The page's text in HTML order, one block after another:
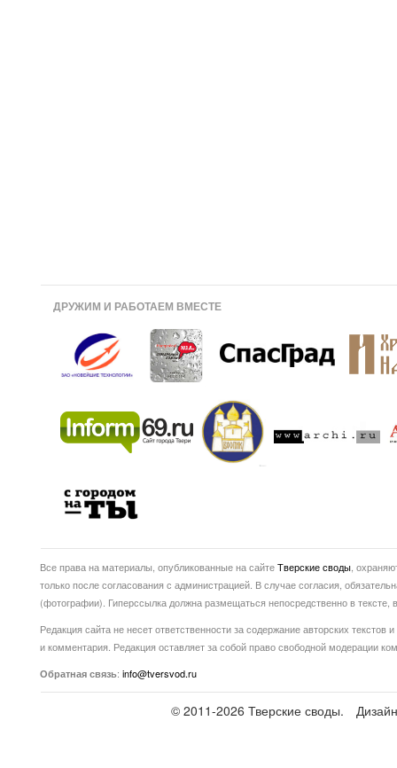
ДРУЖИМ И РАБОТАЕМ ВМЕСТЕ
Все права на материалы, опубликованные на сайтеТверские своды ,
только после согласования с администрацией. В случае согласия,
(фотографии). Гиперссылка должна размещаться непосредственно в
Редакция сайта не несет ответственности за содержание авторских
и комментария. Редакция оставляет за собой право свободной модерации
Обратная связь: info@tversvod.ru
© 2011-2026 Тверские своды.